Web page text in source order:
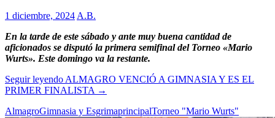
1 diciembre, 2024 A.B.
En la tarde de este sábado y ante muy buena cantidad de
aficionados se disputó la primera semifinal del Torneo «Mario
Wurts». Este domingo va la restante.
Seguir leyendo ALMAGRO VENCIÓ A GIMNASIA Y ES EL
PRIMER FINALISTA →
AlmagroGimnasia y EsgrimaprincipalTorneo "Mario Wurts"